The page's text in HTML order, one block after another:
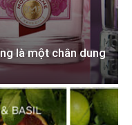
là một chân dung